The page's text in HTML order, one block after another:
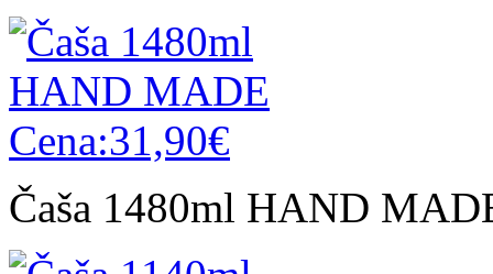
Čaša 1480ml HAND